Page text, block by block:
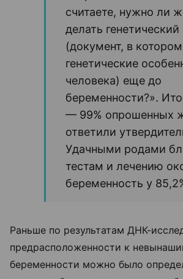
считаете, нужно ли
делать генетический
(документ, в
генетические
человека) еще до
беременности?».
— 99% опрошенных
ответили
Удачными родами
тестам и лечению
беременность у
Раньше по результатам ДНК-
предрасположенности к
беременности можно было